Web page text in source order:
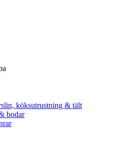
köksutrustning & tält
bodar